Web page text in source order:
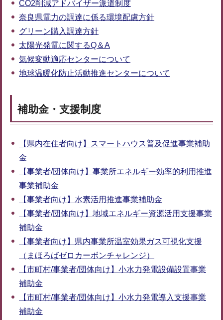
CO2削減アドバイザー派遣制度
奈良県電力の調達に係る環境配慮方針
グリーン購入調達方針
太陽光発電に関するQ＆A
気候変動適応センターについて
地球温暖化防止活動推進センターについて
補助金・支援制度
【県内在住者向け】スマートハウス普及促進事業補助
金
【事業者/団体向け】事業所エネルギー効率的利用推進
事業補助金
【事業者向け】水素活用推進事業補助金
【事業者/団体向け】地域エネルギー資源活用支援事業
補助金
【事業者向け】県内事業所温室効果ガス可視化支援
（まほろばゼロカーボンチャレンジ）
【市町村/事業者/団体向け】小水力発電設備設置事業
補助金
【市町村/事業者/団体向け】小水力発電導入支援事業
補助金